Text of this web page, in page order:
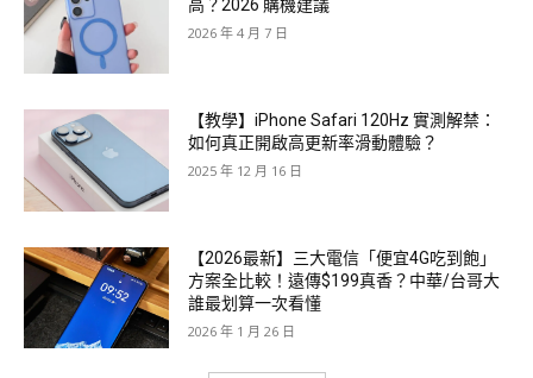
高？2026 購機建議
2026 年 4 月 7 日
【教學】iPhone Safari 120Hz 實測解禁：
如何真正開啟高更新率滑動體驗？
2025 年 12 月 16 日
【2026最新】三大電信「便宜4G吃到飽」
方案全比較！遠傳$199真香？中華/台哥大
誰最划算一次看懂
2026 年 1 月 26 日